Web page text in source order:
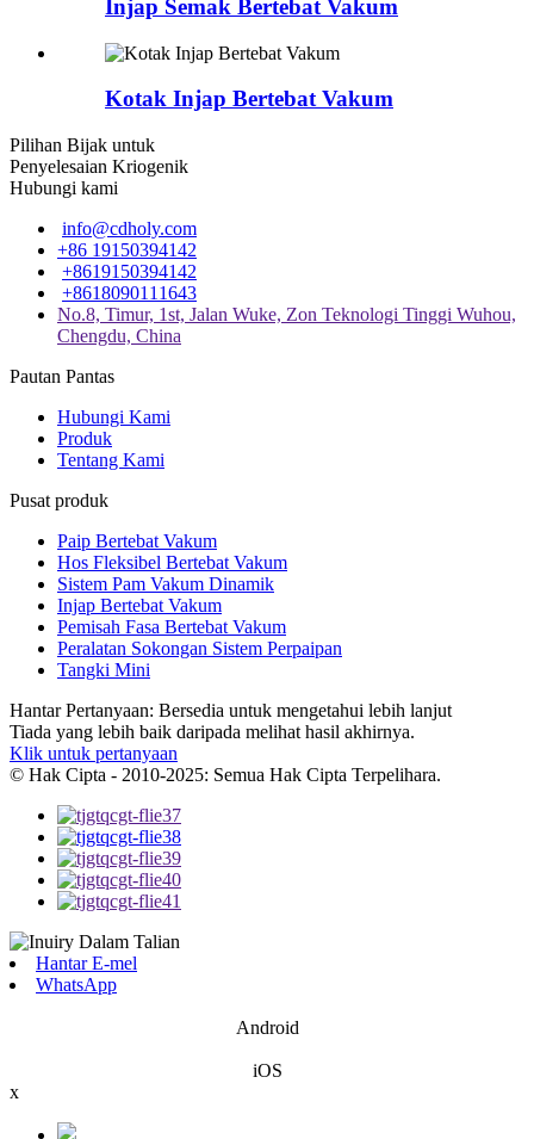
Injap Semak Bertebat Vakum
Kotak Injap Bertebat Vakum
Pilihan Bijak untuk
Penyelesaian Kriogenik
Hubungi kami
info@cdholy.com
+86 19150394142
+8619150394142
+8618090111643
No.8, Timur, 1st, Jalan Wuke, Zon Teknologi Tinggi Wuhou,
Chengdu, China
Pautan Pantas
Hubungi Kami
Produk
Tentang Kami
Pusat produk
Paip Bertebat Vakum
Hos Fleksibel Bertebat Vakum
Sistem Pam Vakum Dinamik
Injap Bertebat Vakum
Pemisah Fasa Bertebat Vakum
Peralatan Sokongan Sistem Perpaipan
Tangki Mini
Hantar Pertanyaan: Bersedia untuk mengetahui lebih lanjut
Tiada yang lebih baik daripada melihat hasil akhirnya.
Klik untuk pertanyaan
© Hak Cipta - 2010-2025: Semua Hak Cipta Terpelihara.
Hantar E-mel
WhatsApp
Android
iOS
x